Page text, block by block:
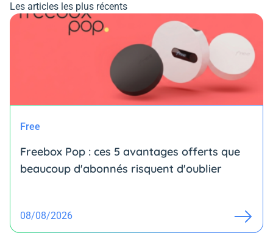
Les articles les plus récents
Free
Freebox Pop : ces 5 avantages offerts que
beaucoup d'abonnés risquent d'oublier
08/08/2026